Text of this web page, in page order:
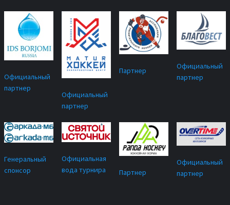
Официальный
партнер
Официальный
партнер
Партнер
Официальный
партнер
Генеральный
спонсор
Официальная
вода турнира
Партнер
Официальный
партнер